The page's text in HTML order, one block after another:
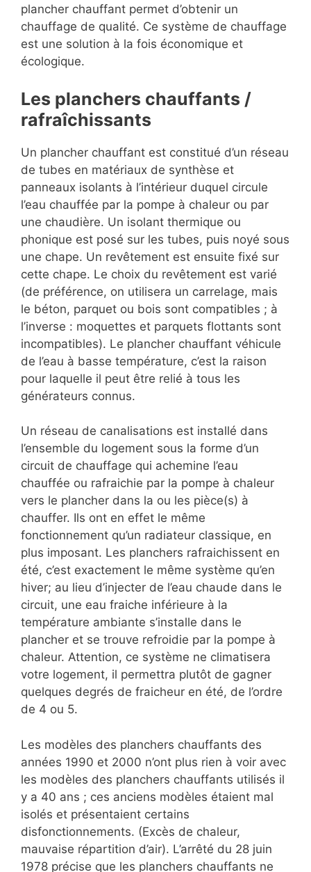
plancher chauffant permet d’obtenir un
chauffage de qualité. Ce système de chauffage
est une solution à la fois économique et
écologique.
Les planchers chauffants /
rafraîchissants
Un plancher chauffant est constitué d’un réseau
de tubes en matériaux de synthèse et
panneaux isolants à l’intérieur duquel circule
l’eau chauffée par la pompe à chaleur ou par
une chaudière. Un isolant thermique ou
phonique est posé sur les tubes, puis noyé sous
une chape. Un revêtement est ensuite fixé sur
cette chape. Le choix du revêtement est varié
(de préférence, on utilisera un carrelage, mais
le béton, parquet ou bois sont compatibles ; à
l’inverse : moquettes et parquets flottants sont
incompatibles). Le plancher chauffant véhicule
de l’eau à basse température, c’est la raison
pour laquelle il peut être relié à tous les
générateurs connus.
Un réseau de canalisations est installé dans
l’ensemble du logement sous la forme d’un
circuit de chauffage qui achemine l’eau
chauffée ou rafraichie par la pompe à chaleur
vers le plancher dans la ou les pièce(s) à
chauffer. Ils ont en effet le même
fonctionnement qu’un radiateur classique, en
plus imposant. Les planchers rafraichissent en
été, c’est exactement le même système qu’en
hiver; au lieu d’injecter de l’eau chaude dans le
circuit, une eau fraiche inférieure à la
température ambiante s’installe dans le
plancher et se trouve refroidie par la pompe à
chaleur. Attention, ce système ne climatisera
votre logement, il permettra plutôt de gagner
quelques degrés de fraicheur en été, de l’ordre
de 4 ou 5.
Les modèles des planchers chauffants des
années 1990 et 2000 n’ont plus rien à voir avec
les modèles des planchers chauffants utilisés il
y a 40 ans ; ces anciens modèles étaient mal
isolés et présentaient certains
disfonctionnements. (Excès de chaleur,
mauvaise répartition d’air). L’arrêté du 28 juin
1978 précise que les planchers chauffants ne